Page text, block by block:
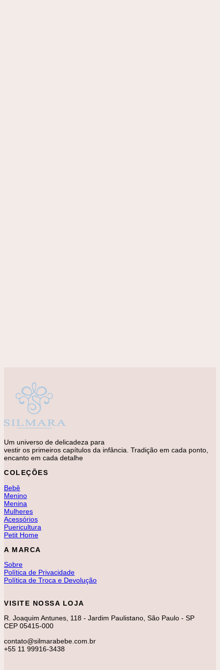
Um universo de delicadeza para
vestir os primeiros capítulos da infância. Tradição em cada ponto,
encanto em cada detalhe
COLEÇÕES
Bebê
Menino
Menina
Mulheres
Acessórios
Puericultura
Petit Home
A MARCA
Sobre
Política de Privacidade
Política de Troca e Devolução
VISITE NOSSA LOJA
R. Joaquim Antunes, 118 - Jardim Paulistano, São Paulo - SP
CEP 05415-000
contato@silmarabebe.com.br
+55 11 99916-3438